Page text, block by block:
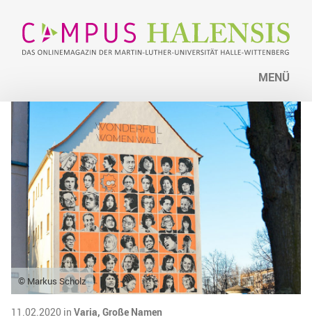
MENÜ
© Markus Scholz
11.02.2020 in Varia, Große Namen